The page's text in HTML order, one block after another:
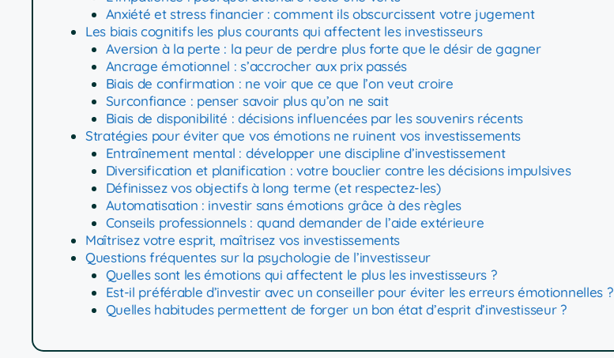
Anxiété et stress financier : comment ils obscurcissent votre jugement
Les biais cognitifs les plus courants qui affectent les investisseurs
Aversion à la perte : la peur de perdre plus forte que le désir de gagner
Ancrage émotionnel : s’accrocher aux prix passés
Biais de confirmation : ne voir que ce que l’on veut croire
Surconfiance : penser savoir plus qu’on ne sait
Biais de disponibilité : décisions influencées par les souvenirs récents
Stratégies pour éviter que vos émotions ne ruinent vos investissements
Entraînement mental : développer une discipline d’investissement
Diversification et planification : votre bouclier contre les décisions impulsives
Définissez vos objectifs à long terme (et respectez-les)
Automatisation : investir sans émotions grâce à des règles
Conseils professionnels : quand demander de l’aide extérieure
Maîtrisez votre esprit, maîtrisez vos investissements
Questions fréquentes sur la psychologie de l’investisseur
Quelles sont les émotions qui affectent le plus les investisseurs ?
Est-il préférable d’investir avec un conseiller pour éviter les erreurs émotionnelles ?
Quelles habitudes permettent de forger un bon état d’esprit d’investisseur ?